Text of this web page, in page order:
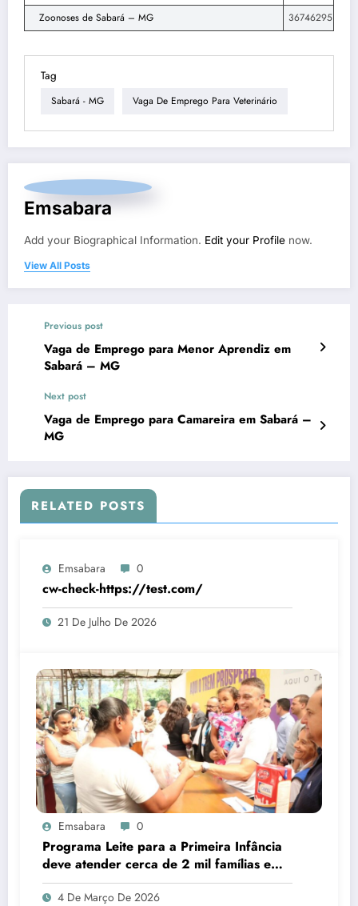
Zoonoses de Sabará – MG
36746295
Tag
Sabará - MG Vaga De Emprego Para Veterinário
Emsabara
Add your Biographical Information. Edit your Profile now.
View All Posts
Previous post
Vaga de Emprego para Menor Aprendiz em
Sabará – MG
Next post
Vaga de Emprego para Camareira em Sabará –
MG
RELATED POSTS
Emsabara 0
cw-check-https://test.com/
21 De Julho De 2026
Emsabara 0
Programa Leite para a Primeira Infância
deve atender cerca de 2 mil famílias em
Sabará
4 De Março De 2026